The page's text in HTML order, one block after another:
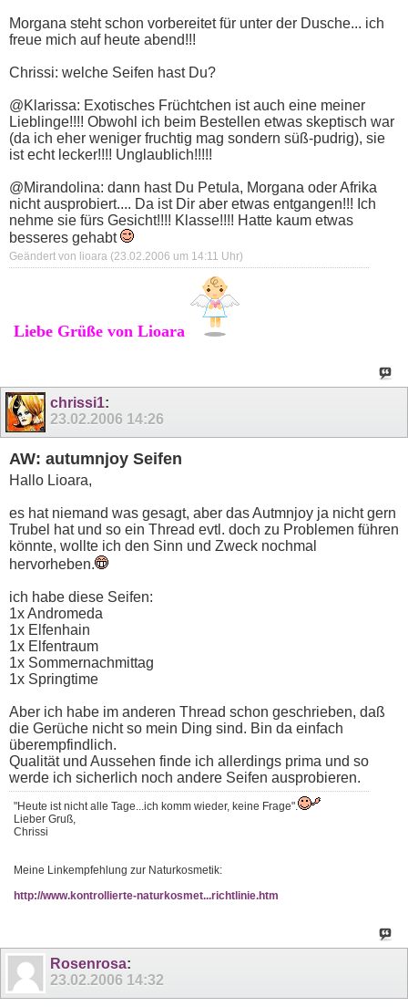
Morgana steht schon vorbereitet für unter der Dusche... ich
freue mich auf heute abend!!!
Chrissi: welche Seifen hast Du?
@Klarissa: Exotisches Früchtchen ist auch eine meiner
Lieblinge!!!! Obwohl ich beim Bestellen etwas skeptisch war
(da ich eher weniger fruchtig mag sondern süß-pudrig), sie
ist echt lecker!!!! Unglaublich!!!!!
@Mirandolina: dann hast Du Petula, Morgana oder Afrika
nicht ausprobiert.... Da ist Dir aber etwas entgangen!!! Ich
nehme sie fürs Gesicht!!!! Klasse!!!! Hatte kaum etwas
besseres gehabt
Geändert von lioara (23.02.2006 um 14:11 Uhr)
Liebe Grüße von Lioara
chrissi1:
23.02.2006 14:26
AW: autumnjoy Seifen
Hallo Lioara,
es hat niemand was gesagt, aber das Autmnjoy ja nicht gern
Trubel hat und so ein Thread evtl. doch zu Problemen führen
könnte, wollte ich den Sinn und Zweck nochmal
hervorheben.
ich habe diese Seifen:
1x Andromeda
1x Elfenhain
1x Elfentraum
1x Sommernachmittag
1x Springtime
Aber ich habe im anderen Thread schon geschrieben, daß
die Gerüche nicht so mein Ding sind. Bin da einfach
überempfindlich.
Qualität und Aussehen finde ich allerdings prima und so
werde ich sicherlich noch andere Seifen ausprobieren.
"Heute ist nicht alle Tage...ich komm wieder, keine Frage".
Lieber Gruß,
Chrissi
Meine Linkempfehlung zur Naturkosmetik:
http://www.kontrollierte-naturkosmet...richtlinie.htm
Rosenrosa:
23.02.2006 14:32